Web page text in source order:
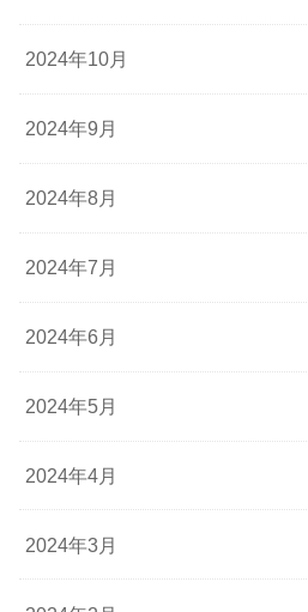
2024年10月
2024年9月
2024年8月
2024年7月
2024年6月
2024年5月
2024年4月
2024年3月